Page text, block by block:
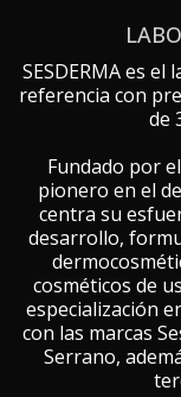
SESDERMA es
referencia con
de
Fundado por
pionero en el
centra su
desarrollo,
cosméticos de
especialización
con las marcas
Serrano,